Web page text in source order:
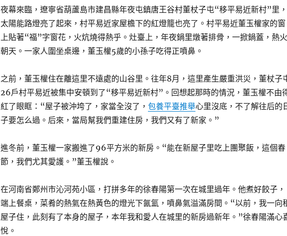
夜幕來臨，遼寧省葫蘆島市建昌縣年夜屯鎮唐王谷村董杖子屯“移平易近新村”里，
太陽能路燈亮了起來，村平易近家屋檐下的紅燈籠也亮了。村平易近董玉權家的窗
上貼著“福”字窗花，火炕燒得熱乎。灶臺上，年夜鍋里燉著排骨，一掀鍋蓋，熱火
朝天。一家人圍坐桌邊，董玉權5歲的小孫子吃得正噴鼻。
之前，董玉權住在離這里不遠處的山谷里。往年8月，這里產生嚴重洪災，董杖子
26戶村平易近被集中安頓到了“移平易近新村”。回想起那時的情況，董玉權不由
紅了眼眶：“屋子被沖垮了，家當全沒了， 包養平臺推舉心里沒底，不了解往后的
子要怎么過。后來，當局幫我們重建住房，我們又有了新家。”
進冬前，董玉權一家搬進了96平方米的新房。“能在新屋子里吃上團聚飯，這個春
節，我們尤其愛護。”董玉權說。
在河南省鄭州市沁河苑小區，打拼多年的徐春陽第一次在城里過年。他煮好餃子，
端上餐桌，菜肴的熱氣在熱黃色的燈光下氤氳，噴鼻氣溢滿房間。“以前，我一向
屋子住，此刻有了本身的屋子，本年我和愛人在城里的新房過新年。”徐春陽滿心
悅。